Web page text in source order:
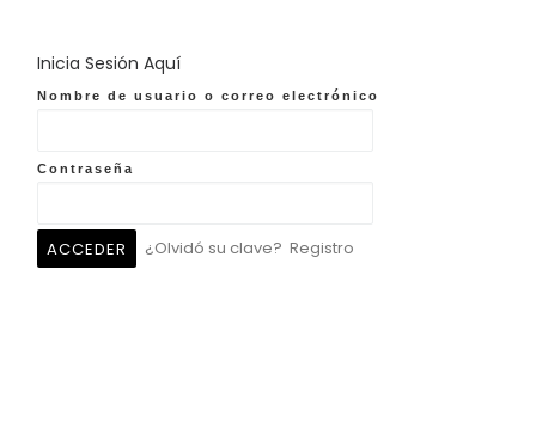
Inicia Sesión Aquí
Nombre de usuario o correo electrónico
Contraseña
¿Olvidó su clave? Registro